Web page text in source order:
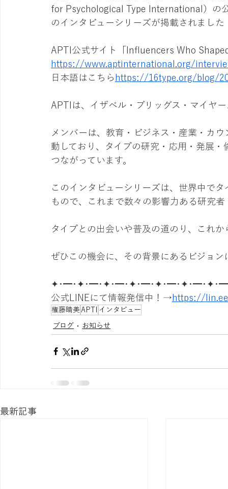
for Psychological Type International）の
のインタビューシリーズが掲載されました
APTI公式サイト「Influencers Who
https://www.aptinternational.org/
日本語はこちら https://16type.org/blog/
APTIは、イザベル・ブリッグス・マイヤ
メンバーは、教育・ビジネス・産業・カ
動しており、タイプの研究・応用・発展
つながっています。
このインタビューシリーズは、世界中で
もので、これまで数々の影響力ある研究
タイプとの出会いや普及の道のり、これ
ぜひこの機会に、その背景にあるビジョ
✦･━･✦･━･✦･━･✦･━･✦･━･✦･━･✦･
公式LINEにて情報発信中！→ https://
権藤晴美 APTI インタビュー
ブログ お知らせ
最新記事